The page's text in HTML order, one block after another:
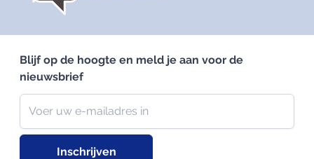
Blijf op de hoogte en meld je aan voor de
nieuwsbrief
Nieuwsbrief
E-mailadres
Inschrijven